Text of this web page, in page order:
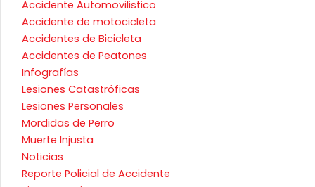
Accidente Automovilistico
Accidente de motocicleta
Accidentes de Bicicleta
Accidentes de Peatones
Infografías
Lesiones Catastróficas
Lesiones Personales
Mordidas de Perro
Muerte Injusta
Noticias
Reporte Policial de Accidente